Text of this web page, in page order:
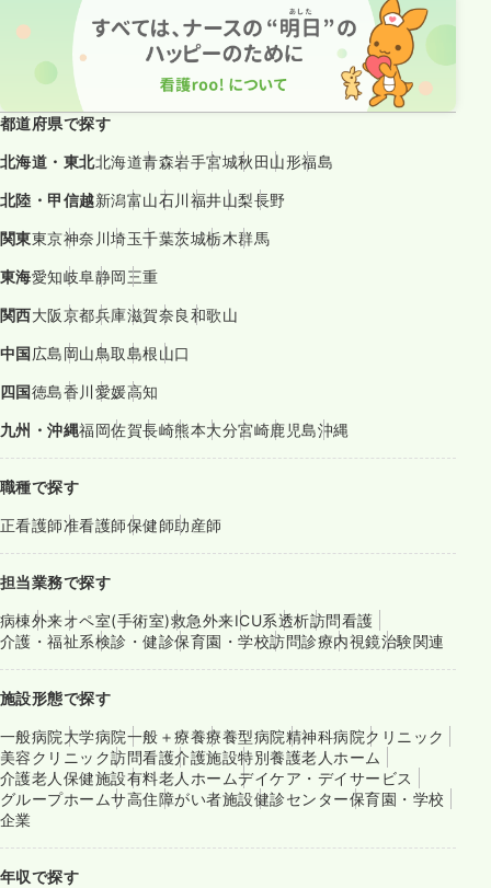
都道府県で探す
北海道・東北北海道青森岩手宮城秋田山形福島
北陸・甲信越新潟富山石川福井山梨長野
関東東京神奈川埼玉千葉茨城栃木群馬
東海愛知岐阜静岡三重
関西大阪京都兵庫滋賀奈良和歌山
中国広島岡山鳥取島根山口
四国徳島香川愛媛高知
九州・沖縄福岡佐賀長崎熊本大分宮崎鹿児島沖縄
職種で探す
正看護師准看護師保健師助産師
担当業務で探す
病棟外来オペ室(手術室)救急外来ICU系透析訪問看護
介護・福祉系検診・健診保育園・学校訪問診療内視鏡治験関連
施設形態で探す
一般病院大学病院一般＋療養療養型病院精神科病院クリニック
美容クリニック訪問看護介護施設特別養護老人ホーム
介護老人保健施設有料老人ホームデイケア・デイサービス
グループホームサ高住障がい者施設健診センター保育園・学校
企業
年収で探す